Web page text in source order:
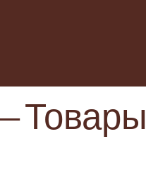
Товары